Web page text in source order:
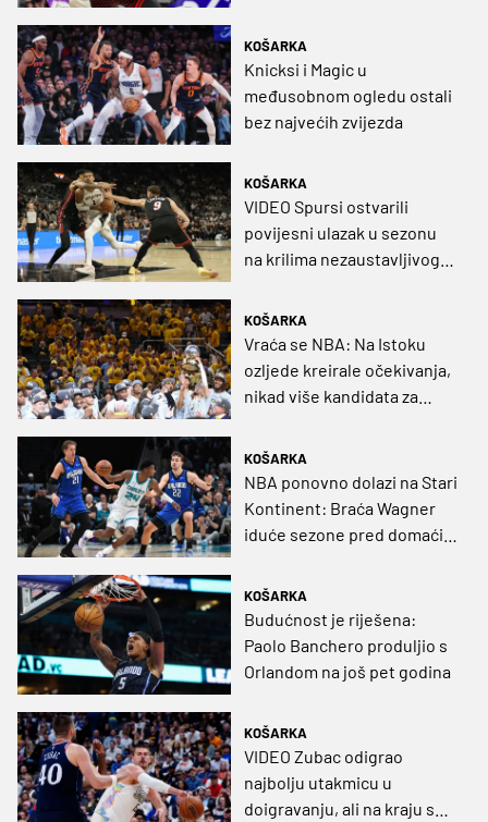
KOŠARKA
Knicksi i Magic u
međusobnom ogledu ostali
bez najvećih zvijezda
KOŠARKA
VIDEO Spursi ostvarili
povijesni ulazak u sezonu
na krilima nezaustavljivog
KOŠARKA
Vraća se NBA: Na Istoku
ozljede kreirale očekivanja,
nikad više kandidata za
KOŠARKA
NBA ponovno dolazi na Stari
Kontinent: Braća Wagner
iduće sezone pred domaćim
KOŠARKA
Budućnost je riješena:
Paolo Banchero produljio s
Orlandom na još pet godina
KOŠARKA
VIDEO Zubac odigrao
najbolju utakmicu u
doigravanju, ali na kraju se